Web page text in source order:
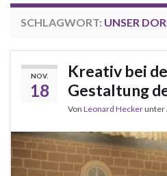
SCHLAGWORT: UNSER
NOV.
18
Kreativ bei
Gestaltung
Von Leonard Heckerunter